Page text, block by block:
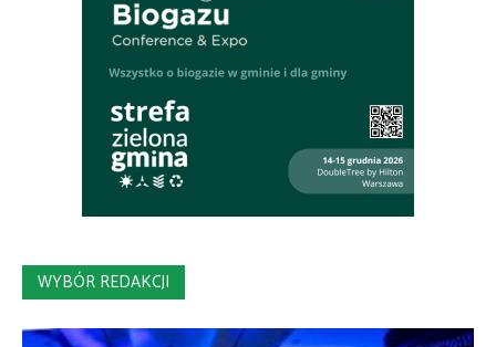
WYBÓR REDAKCJI